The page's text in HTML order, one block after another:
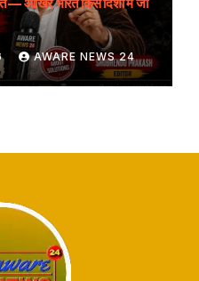
AWARE NEWS 24